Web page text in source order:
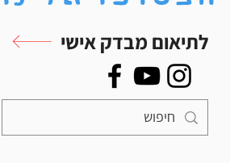
לתיאום מבדק אישי